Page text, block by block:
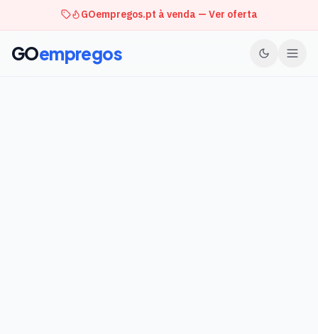
GOempregos.pt à venda — Ver oferta
GOempregos